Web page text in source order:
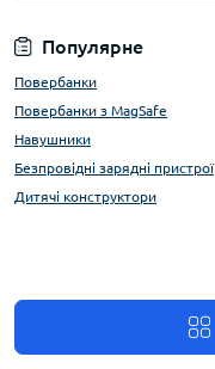
Популярне
Повербанки
Повербанки з MagSafe
Навушники
Безпровідні зарядні пристрої
Дитячі конструктори